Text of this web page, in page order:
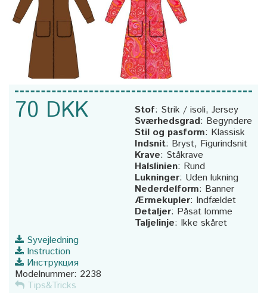
70 DKK Stof: Strik / isoli, Jersey
Sværhedsgrad: Begyndere
Stil og pasform: Klassisk
Indsnit: Bryst, Figurindsnit
Krave: Ståkrave
Halslinien: Rund
Lukninger: Uden lukning
Nederdelform: Banner
Ærmekupler: Indfældet
Detaljer: Påsat lomme
Taljelinje: Ikke skåret
Syvejledning
Instruction
Инструкция
Modelnummer: 2238
Tips&Tricks